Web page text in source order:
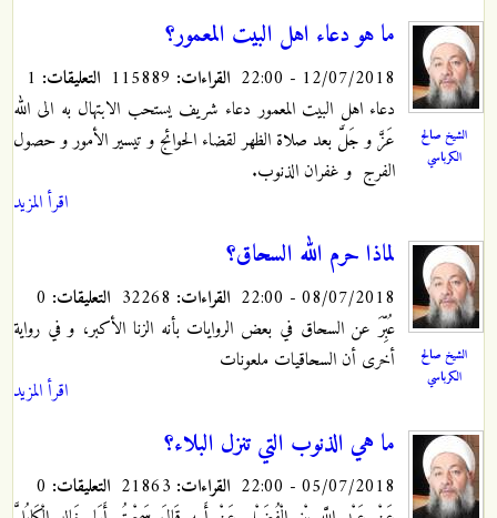
الشيخ صالح
الكرباسي
ما هو دعاء اهل البيت المعمور؟
12/07/2018 - 22:00 القراءات: التعليقات:
دعاء اهل البيت المعمور دعاء شريف يستحب الابتهال به الى الله
عَزَّ و جَلَّ بعد صلاة الظهر لقضاء الحوائج و تيسير الأمور و حصول
الفرج و غفران الذنوب.
اقرأ المزيد
الشيخ صالح
الكرباسي
لماذا حرم الله السحاق؟
08/07/2018 - 22:00 القراءات: التعليقات:
عُبِّرَ عن السحاق في بعض الروايات بأنه الزنا الأكبر، و في رواية
أخرى أن السحاقيات ملعونات
اقرأ المزيد
ما هي الذنوب التي تنزل البلاء؟
05/07/2018 - 22:00 القراءات: التعليقات: